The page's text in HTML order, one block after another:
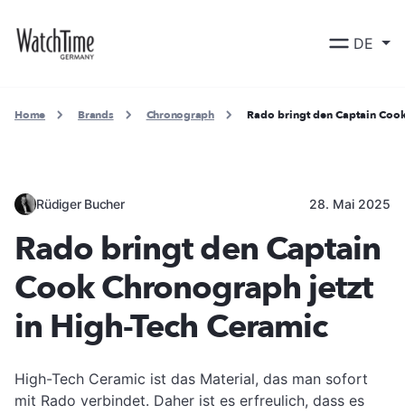
DE
Home Brands Chronograph Rado bringt den Captain
Rüdiger Bucher 28. Mai 2025
Rado bringt den Captain
Cook Chronograph jetzt
in High-Tech Ceramic
High-Tech Ceramic ist das Material, das man sofort
mit Rado verbindet. Daher ist es erfreulich, dass es